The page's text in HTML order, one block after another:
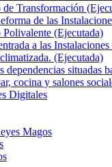
Transformación
de las
(Ejecutada)
a las
(Ejecutada)
dependencias situadas
cocina y salones
Digitales
Magos